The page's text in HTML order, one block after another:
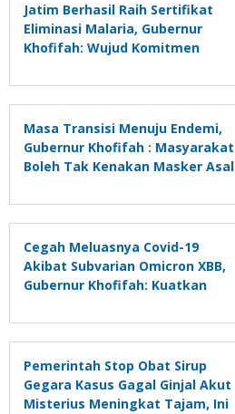
Jatim Berhasil Raih Sertifikat
Eliminasi Malaria, Gubernur
Khofifah: Wujud Komitmen
Kesehatan Masyarakat
Masa Transisi Menuju Endemi,
Gubernur Khofifah : Masyarakat
Boleh Tak Kenakan Masker Asal
Cegah Meluasnya Covid-19
Akibat Subvarian Omicron XBB,
Gubernur Khofifah: Kuatkan
Vaksin Booster
Pemerintah Stop Obat Sirup
Gegara Kasus Gagal Ginjal Akut
Misterius Meningkat Tajam, Ini